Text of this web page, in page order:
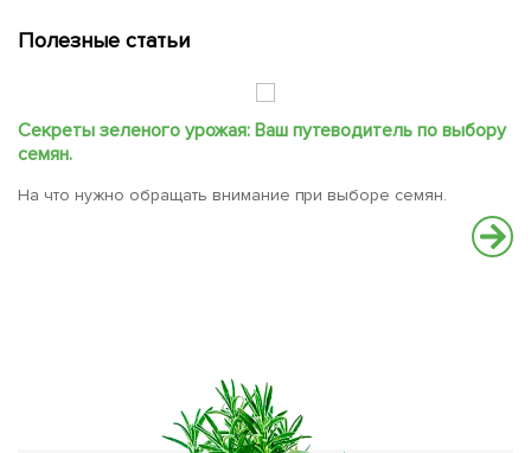
Полезные статьи
Секреты зеленого урожая: Ваш путеводитель по выбору
семян.
На что нужно обращать внимание при выборе семян.